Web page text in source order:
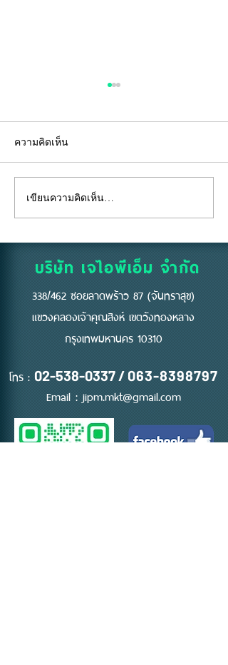
"คีย์การ์ด" ไม่ใช่แค่แผ่น
พลาสติก... แต่คือ "ด่าน
แรก" ของความปลอดภัย
ความคิดเห็น
เขียนความคิดเห็น…
บริษัท เจไอพีเอ็ม จำกัด
338/462 ซอยลาดพร้าว 87 (จันทราสุข)
แขวงคลองเจ้าคุณสิงห์ เขตวังทองหลาง
กรุงเทพมหานคร 10310
โทร : 02-538-0337 / 063-8398797
Email : jipm.mkt@gmail.com